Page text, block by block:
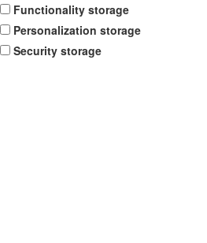
Functionality storage
Personalization storage
Security storage